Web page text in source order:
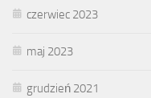
czerwiec 2023
maj 2023
grudzień 2021